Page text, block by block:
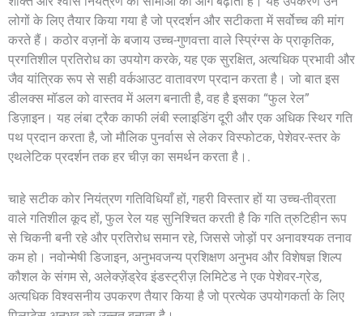
लोगों के लिए तैयार किया गया है जो प्रदर्शन और सटीकता में सर्वोच्च की मांग
करते हैं। कठोर वज़नों के बजाय उच्च-गुणवत्ता वाले स्प्रिंग्स के प्राकृतिक,
प्रगतिशील प्रतिरोध का उपयोग करके, यह एक सुरक्षित, अत्यधिक प्रभावी और
जैव यांत्रिक रूप से सही वर्कआउट वातावरण प्रदान करता है। जो बात इस
डीलक्स मॉडल को वास्तव में अलग बनाती है, वह है इसका “फुल रेल”
डिज़ाइन। यह लंबा ट्रैक काफी लंबी स्लाइडिंग दूरी और एक अधिक स्थिर गति
पथ प्रदान करता है, जो मौलिक पुनर्वास से लेकर विस्फोटक, पेशेवर-स्तर के
एथलेटिक प्रदर्शन तक हर चीज़ का समर्थन करता है।.
चाहे सटीक कोर नियंत्रण गतिविधियाँ हों, गहरी विस्तार हों या उच्च-तीव्रता
वाले गतिशील कूद हों, फुल रेल यह सुनिश्चित करती है कि गति त्रुटिहीन रूप
से चिकनी बनी रहे और प्रतिरोध समान रहे, जिससे जोड़ों पर अनावश्यक तनाव
कम हो। नवोन्मेषी डिजाइन, अनुभवजन्य प्रशिक्षण अनुभव और विशेषज्ञ शिल्प
कौशल के संगम से, अलेक्ज़ेंड्रेव इंडस्ट्रीज़ लिमिटेड ने एक पेशेवर-ग्रेड,
अत्यधिक विश्वसनीय उपकरण तैयार किया है जो प्रत्येक उपयोगकर्ता के लिए